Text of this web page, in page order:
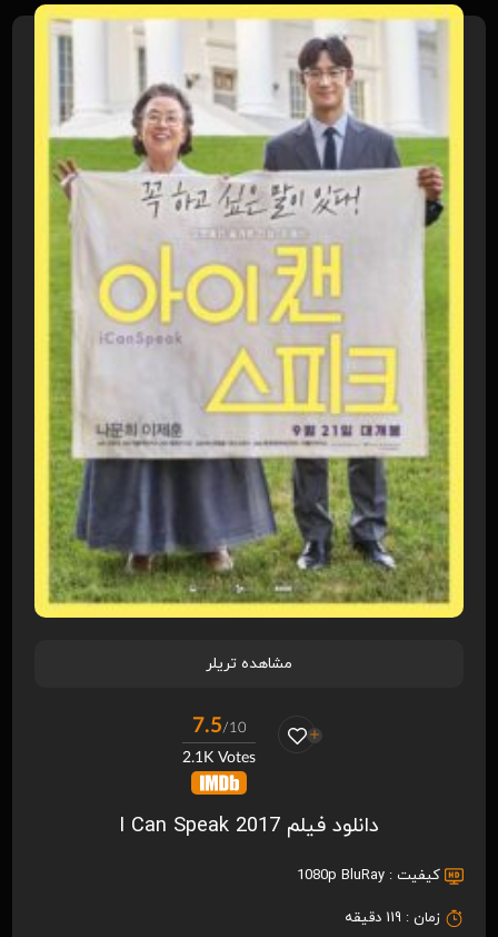
مشاهده تریلر
7.5/10
2.1K Votes
دانلود فیلم I Can Speak 2017
کیفیت : 1080p BluRay
زمان : 119 دقیقه